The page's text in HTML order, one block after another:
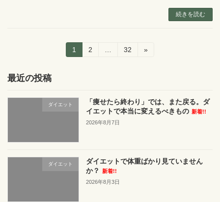
続きを読む
ナ
ビ
固
定
1
固
2
固
32 »
最近の投稿
ダイエット
「痩せたら終わり」では、また戻る。ダ
イエットで本当に変えるべきもの 新着!!
2026年8月7日
ダイエット
ダイエットで体重ばかり見ていません
か？
新着!!
2026年8月3日